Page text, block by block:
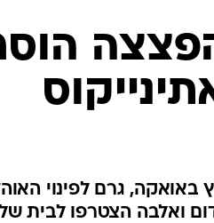
הפצצה
באואקה, גרם לפינוי
ואלבה הצטרפו לבית של